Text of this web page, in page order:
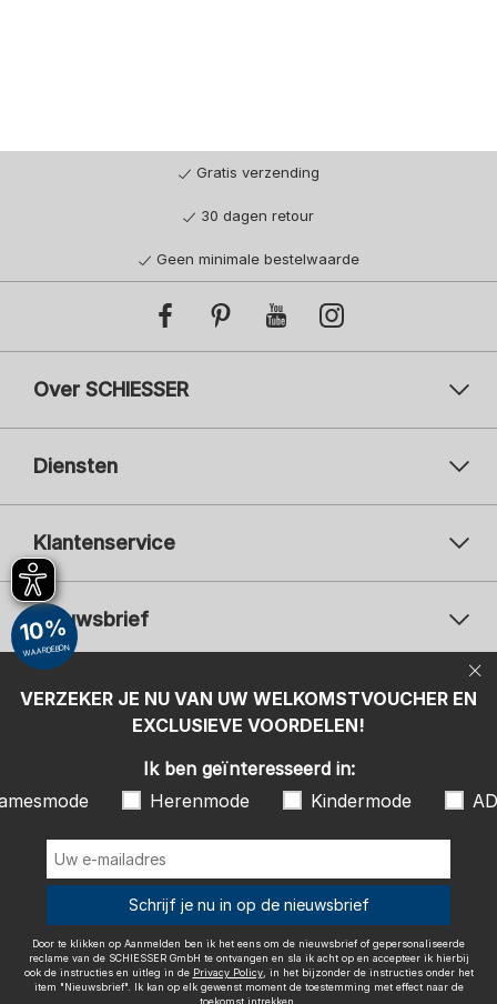
Gratis verzending
30 dagen retour
Geen minimale bestelwaarde
Over SCHIESSER
Diensten
Klantenservice
Nieuwsbrief
Uw
Uw e-mailadres
Aanmelden
Herenmode
ADIDAS
Door te klikken op Aanmelden ben ik het eens om de nieuwsbrief of
gepersonaliseerde reclame van de SCHIESSER GmbH te ontvangen en
sla ik acht op en accepteer ik hierbij ook de instructies en uitleg in de
, in het bijzonder de instructies onder het item
effect naar de toekomst intrekken.
Betaalwijzen
Wij bezorgen met
VERZEKER JE NU VAN UW WELKOMSTVOUCHER EN
EXCLUSIEVE VOORDELEN!
10%
WAARDEBON
Ik ben geïnteresseerd in:
Herenmode Kindermode
Schrijf je nu in op de nieuwsbrief
Door te klikken op Aanmelden ben ik het eens om de nieuwsbrief of gepersonaliseerde
reclame van de SCHIESSER GmbH te ontvangen en sla ik acht op en accepteer ik hierbij
ook de instructies en uitleg in de Privacy Policy, in het bijzonder de instructies onder het
item "Nieuwsbrief". Ik kan op elk gewenst moment de toestemming met effect naar de
toekomst intrekken.